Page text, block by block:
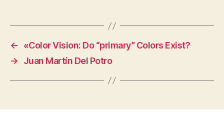
←
«Color Vision: Do “primary” Colors Exist?
→
Juan Martín Del Potro